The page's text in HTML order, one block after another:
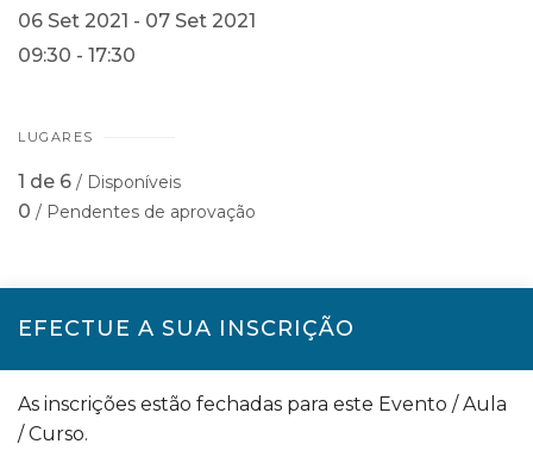
06 Set 2021 - 07 Set 2021
09:30 - 17:30
LUGARES
1 de 6 / Disponíveis
0 / Pendentes de aprovação
EFECTUE A SUA INSCRIÇÃO
As inscrições estão fechadas para este Evento / Aula
/ Curso.